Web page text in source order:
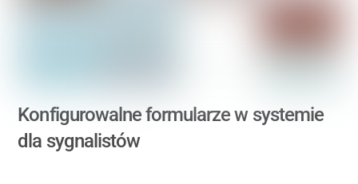
Konfigurowalne formularze w systemie
dla sygnalistów